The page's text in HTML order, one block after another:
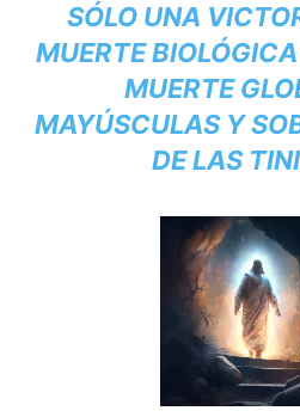
SÓLO UNA
MUERTE
MUERTE
MAYÚSCULAS Y
DE LAS